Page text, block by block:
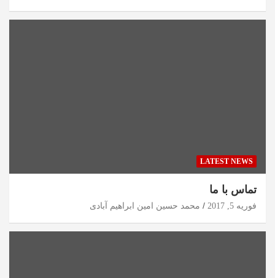
LATEST NEWS
تماس با ما
فوریه 5, 2017 محمد حسین امین ابراهیم آبادی